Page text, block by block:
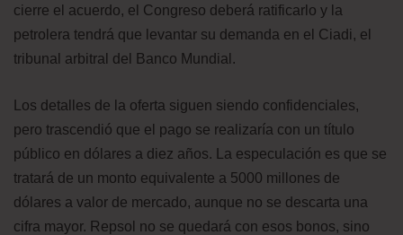
cierre el acuerdo, el Congreso deberá ratificarlo y la
petrolera tendrá que levantar su demanda en el Ciadi, el
tribunal arbitral del Banco Mundial.
Los detalles de la oferta siguen siendo confidenciales,
pero trascendió que el pago se realizaría con un título
público en dólares a diez años. La especulación es que se
tratará de un monto equivalente a 5000 millones de
dólares a valor de mercado, aunque no se descarta una
cifra mayor. Repsol no se quedará con esos bonos, sino